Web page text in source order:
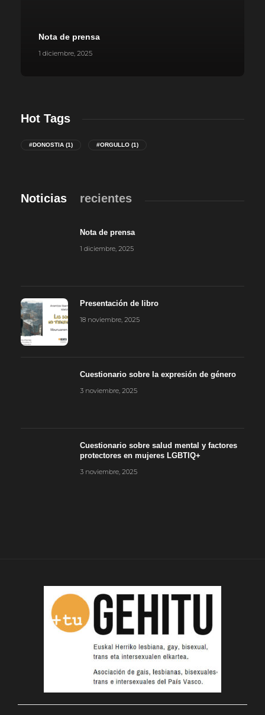
Nota de prensa
1 diciembre, 2025
Hot Tags
#DONOSTIA (1) #ORGULLO (1)
Noticias recientes
Nota de prensa
1 diciembre, 2025
Presentación de libro
18 noviembre, 2025
Cuestionario sobre la expresión de género
3 noviembre, 2025
Cuestionario sobre salud mental y factores
protectores en mujeres LGBTIQ+
3 noviembre, 2025